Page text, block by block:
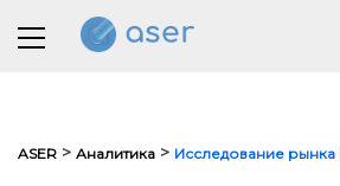
О нас
ASER > Аналитика > Исследование рынка